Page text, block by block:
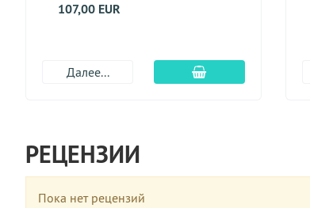
107,00 EUR
Далее... Добавить в корзину
РЕЦЕНЗИИ
Пока нет рецензий